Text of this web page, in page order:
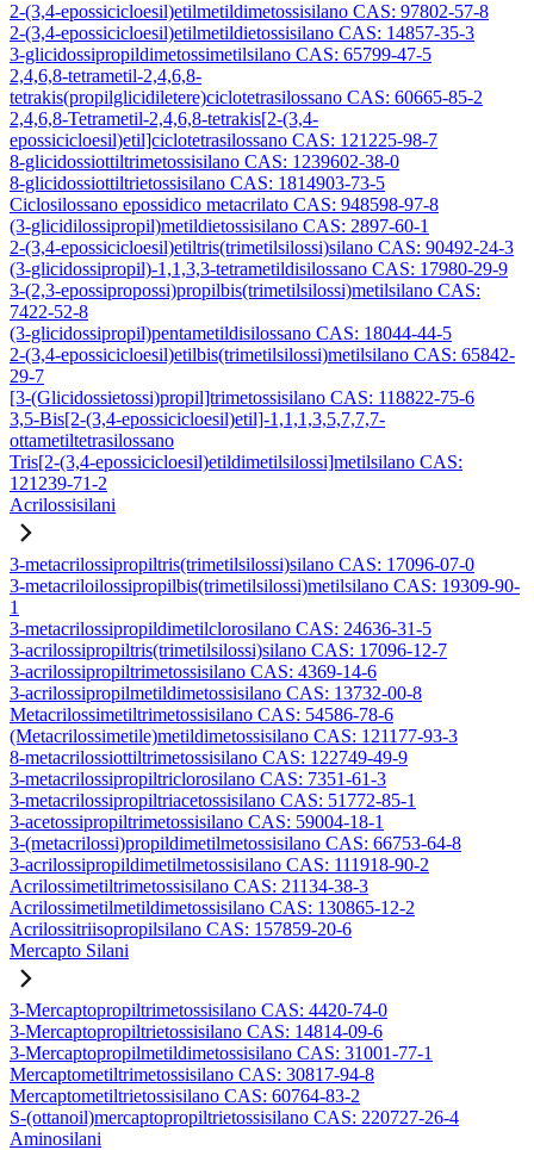
2-(3,4-epossicicloesil)etilmetildimetossisilano CAS: 97802-57-8
2-(3,4-epossicicloesil)etilmetildietossisilano CAS: 14857-35-3
3-glicidossipropildimetossimetilsilano CAS: 65799-47-5
2,4,6,8-tetrametil-2,4,6,8-
tetrakis(propilglicidiletere)ciclotetrasilossano CAS: 60665-85-2
2,4,6,8-Tetrametil-2,4,6,8-tetrakis[2-(3,4-
epossicicloesil)etil]ciclotetrasilossano CAS: 121225-98-7
8-glicidossiottiltrimetossisilano CAS: 1239602-38-0
8-glicidossiottiltrietossisilano CAS: 1814903-73-5
Ciclosilossano epossidico metacrilato CAS: 948598-97-8
(3-glicidilossipropil)metildietossisilano CAS: 2897-60-1
2-(3,4-epossicicloesil)etiltris(trimetilsilossi)silano CAS: 90492-24-3
(3-glicidossipropil)-1,1,3,3-tetrametildisilossano CAS: 17980-29-9
3-(2,3-epossipropossi)propilbis(trimetilsilossi)metilsilano CAS:
7422-52-8
(3-glicidossipropil)pentametildisilossano CAS: 18044-44-5
2-(3,4-epossicicloesil)etilbis(trimetilsilossi)metilsilano CAS: 65842-
29-7
[3-(Glicidossietossi)propil]trimetossisilano CAS: 118822-75-6
3,5-Bis[2-(3,4-epossicicloesil)etil]-1,1,1,3,5,7,7,7-
ottametiltetrasilossano
Tris[2-(3,4-epossicicloesil)etildimetilsilossi]metilsilano CAS:
121239-71-2
Acrilossisilani
3-metacrilossipropiltris(trimetilsilossi)silano CAS: 17096-07-0
3-metacriloilossipropilbis(trimetilsilossi)metilsilano CAS: 19309-90-
1
3-metacrilossipropildimetilclorosilano CAS: 24636-31-5
3-acrilossipropiltris(trimetilsilossi)silano CAS: 17096-12-7
3-acrilossipropiltrimetossisilano CAS: 4369-14-6
3-acrilossipropilmetildimetossisilano CAS: 13732-00-8
Metacrilossimetiltrimetossisilano CAS: 54586-78-6
(Metacrilossimetile)metildimetossisilano CAS: 121177-93-3
8-metacrilossiottiltrimetossisilano CAS: 122749-49-9
3-metacrilossipropiltriclorosilano CAS: 7351-61-3
3-metacrilossipropiltriacetossisilano CAS: 51772-85-1
3-acetossipropiltrimetossisilano CAS: 59004-18-1
3-(metacrilossi)propildimetilmetossisilano CAS: 66753-64-8
3-acrilossipropildimetilmetossisilano CAS: 111918-90-2
Acrilossimetiltrimetossisilano CAS: 21134-38-3
Acrilossimetilmetildimetossisilano CAS: 130865-12-2
Acrilossitriisopropilsilano CAS: 157859-20-6
Mercapto Silani
3-Mercaptopropiltrimetossisilano CAS: 4420-74-0
3-Mercaptopropiltrietossisilano CAS: 14814-09-6
3-Mercaptopropilmetildimetossisilano CAS: 31001-77-1
Mercaptometiltrimetossisilano CAS: 30817-94-8
Mercaptometiltrietossisilano CAS: 60764-83-2
S-(ottanoil)mercaptopropiltrietossisilano CAS: 220727-26-4
Aminosilani